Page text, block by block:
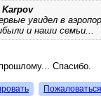
Karpov
увидел в
и наши семьи...
Спасибо.
Пожаловаться